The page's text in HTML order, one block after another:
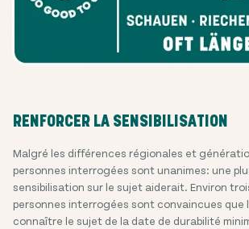
RENFORCER LA SENSIBILISATION
Malgré les différences régionales et
personnes interrogées sont unanimes: une
sensibilisation sur le sujet aiderait. Environ
personnes interrogées sont convaincues que
connaître le sujet de la date de durabilité